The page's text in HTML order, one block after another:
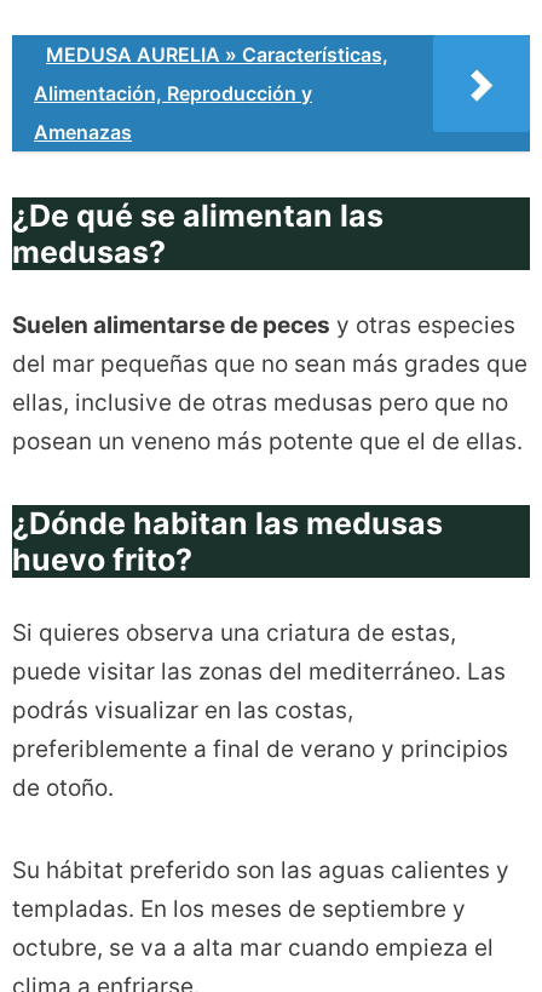
MEDUSA AURELIA » Características,
Alimentación, Reproducción y
Amenazas
¿De qué se alimentan las
medusas?
Suelen alimentarse de peces y otras especies
del mar pequeñas que no sean más grades que
ellas, inclusive de otras medusas pero que no
posean un veneno más potente que el de ellas.
¿Dónde habitan las medusas
huevo frito?
Si quieres observa una criatura de estas,
puede visitar las zonas del mediterráneo. Las
podrás visualizar en las costas,
preferiblemente a final de verano y principios
de otoño.
Su hábitat preferido son las aguas calientes y
templadas. En los meses de septiembre y
octubre, se va a alta mar cuando empieza el